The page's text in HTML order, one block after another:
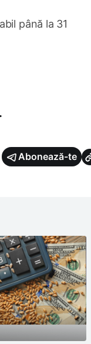
până la 31
Abonează-te